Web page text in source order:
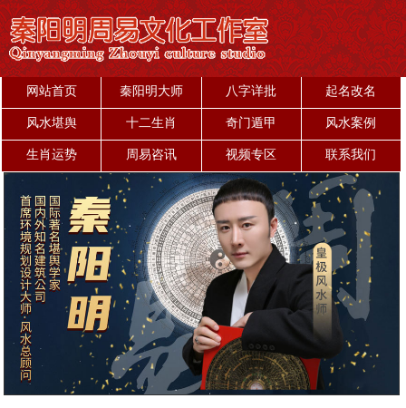
网站首页 秦阳明大师 八字详批
起名改名
风水堪舆
十二生肖 奇门遁甲
风水案例
生肖运势
周易咨讯 视频专区 联系我们